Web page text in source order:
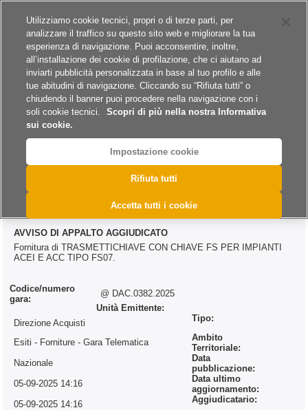
A
@ DAC.0382.2025
AVVISO DI APPALTO AGGIUDICATO
Fornitura di TRASMETTICHIAVE CON CHIAVE FS PER IMPIANTI
ACEI E ACC TIPO FS07.
Codice/numero
gara:
@ DAC.0382.2025
Unità Emittente:
Direzione Acquisti
Tipo:
Esiti - Forniture- Gara Telematica
Ambito
Territoriale:
Nazionale
Data
pubblicazione:
05-09-2025 14:16
Data ultimo
aggiornamento:
05-09-2025 14:16
Aggiudicatario:
Utilizziamo cookie tecnici, propri o di terze parti, per
analizzare il traffico su questo sito web e migliorare la tua
esperienza di navigazione. Puoi acconsentire, inoltre,
all’installazione dei cookie di profilazione, che ci aiutano ad
inviarti pubblicità personalizzata in base al tuo profilo e alle
tue abitudini di navigazione. Cliccando su “Rifiuta tutti” o
chiudendo il banner puoi procedere nella navigazione con i
soli cookie tecnici.
Scopri di più nella nostra Informativa
sui cookie.
Impostazione cookie
Rifiuta tutti
Accetta tutti i cookie